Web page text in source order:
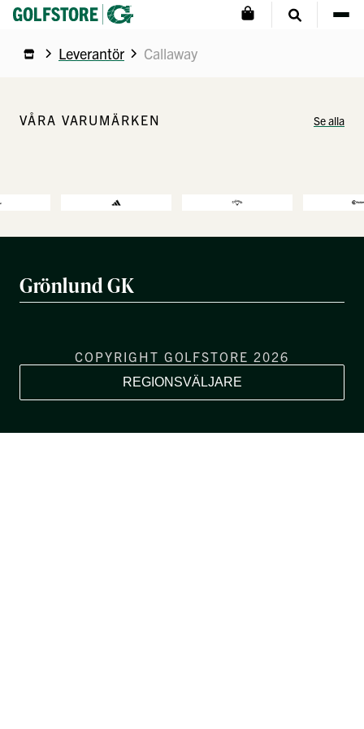
Leverantör Callaway
VÅRA VARUMÄRKEN Se alla
Grönlund GK
COPYRIGHT GOLFSTORE 2026
REGIONSVÄLJARE